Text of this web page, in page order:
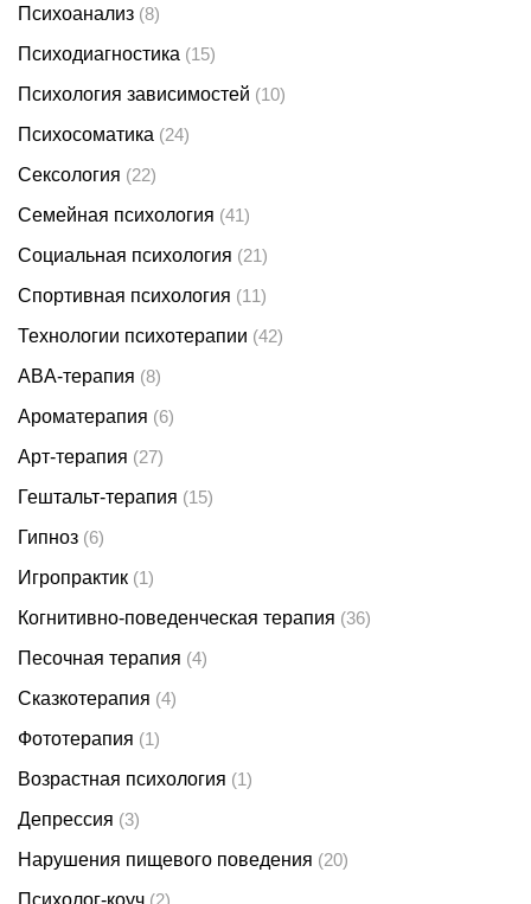
Психоанализ (8)
Психодиагностика (15)
Психология зависимостей (10)
Психосоматика (24)
Сексология (22)
Семейная психология (41)
Социальная психология (21)
Спортивная психология (11)
Технологии психотерапии (42)
ABA-терапия (8)
Ароматерапия (6)
Арт-терапия (27)
Гештальт-терапия (15)
Гипноз (6)
Игропрактик (1)
Когнитивно-поведенческая терапия (36)
Песочная терапия (4)
Сказкотерапия (4)
Фототерапия (1)
Возрастная психология (1)
Депрессия (3)
Нарушения пищевого поведения (20)